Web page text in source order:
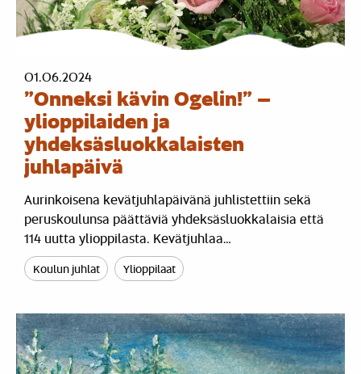
01.06.2024
”Onneksi kävin Ogelin!” –
ylioppilaiden ja
yhdeksäsluokkalaisten
juhlapäivä
Aurinkoisena kevätjuhlapäivänä juhlistettiin sekä
peruskoulunsa päättäviä yhdeksäsluokkalaisia että
114 uutta ylioppilasta. Kevätjuhlaa…
Koulun juhlat Ylioppilaat